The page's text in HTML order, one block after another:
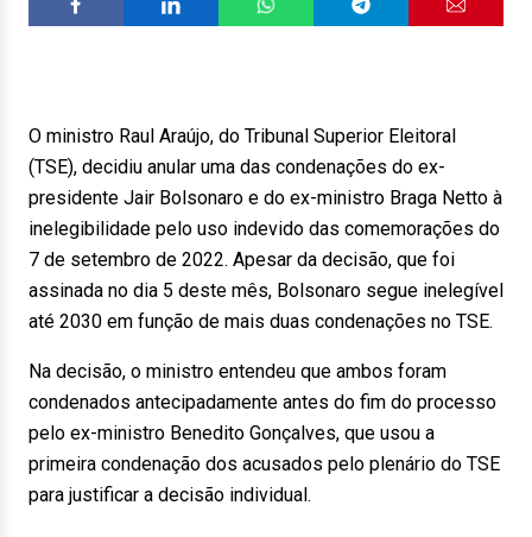
O ministro Raul Araújo, do Tribunal Superior Eleitoral
(TSE), decidiu anular uma das condenações do ex-
presidente Jair Bolsonaro e do ex-ministro Braga Netto à
inelegibilidade pelo uso indevido das comemorações do
7 de setembro de 2022. Apesar da decisão, que foi
assinada no dia 5 deste mês, Bolsonaro segue inelegível
até 2030 em função de mais duas condenações no TSE.
Na decisão, o ministro entendeu que ambos foram
condenados antecipadamente antes do fim do processo
pelo ex-ministro Benedito Gonçalves, que usou a
primeira condenação dos acusados pelo plenário do TSE
para justificar a decisão individual.